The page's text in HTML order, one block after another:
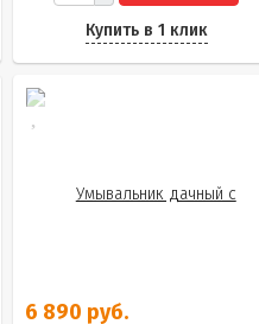
Купить в 1 клик
6 890 руб.